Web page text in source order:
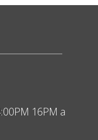
16PM a